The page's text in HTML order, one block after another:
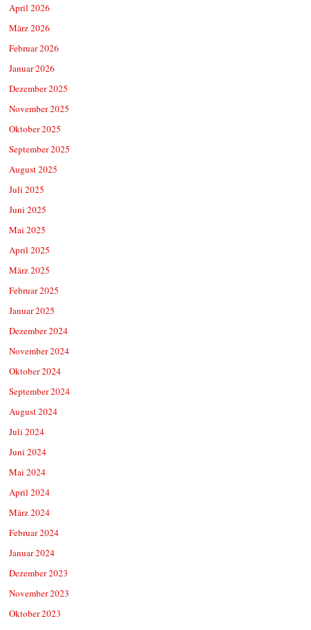
April 2026
März 2026
Februar 2026
Januar 2026
Dezember 2025
November 2025
Oktober 2025
September 2025
August 2025
Juli 2025
Juni 2025
Mai 2025
April 2025
März 2025
Februar 2025
Januar 2025
Dezember 2024
November 2024
Oktober 2024
September 2024
August 2024
Juli 2024
Juni 2024
Mai 2024
April 2024
März 2024
Februar 2024
Januar 2024
Dezember 2023
November 2023
Oktober 2023